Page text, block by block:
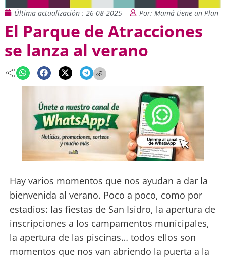
Última actualización : 26-08-2025 Por: Mamá tiene un Plan
El Parque de Atracciones
se lanza al verano
Hay varios momentos que nos ayudan a dar la
bienvenida al verano. Poco a poco, como por
estadios: las fiestas de San Isidro, la apertura de
inscripciones a los campamentos municipales,
la apertura de las piscinas… todos ellos son
momentos que nos van abriendo la puerta a la